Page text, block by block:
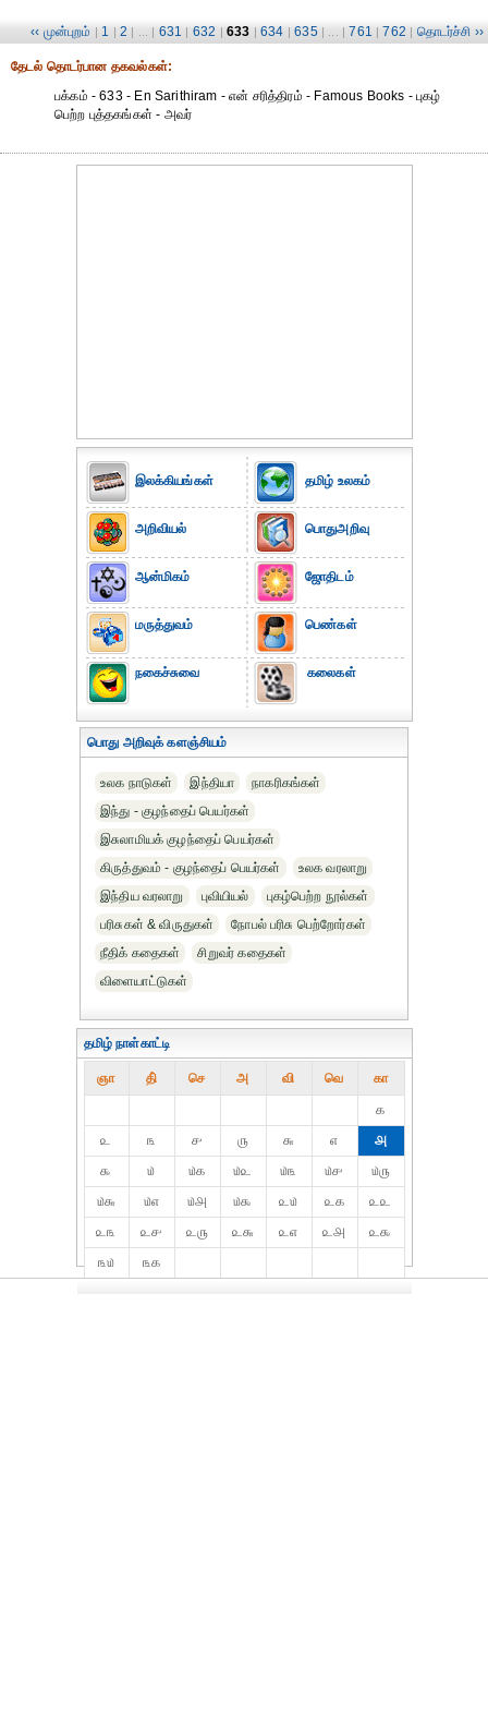
‹‹ முன்புறம் | 1 | 2 | ... | 631 | 632 | 633 | 634 | 635 | ... | 761 | 762 | தொடர்ச்சி ››
தேட‌ல் தொட‌ர்பான தகவ‌ல்க‌ள்:
பக்கம் - 633 - En Sarithiram - என் சரித்திரம் - Famous Books - புகழ்
பெற்ற புத்தகங்கள் - அவர்
இலக்கியங்கள்
அறிவியல்
ஆன்மிகம்
மருத்துவம்
நகைச்சுவை
தமிழ் உலகம்
பொதுஅறிவு
ஜோதிடம்
பெண்கள்
கலைகள்
பொது அறிவுக் களஞ்சியம்
உலக நாடுகள் இந்தியா
நாகரிகங்கள்
இந்து - குழந்தைப் பெயர்கள்
இசுலாமியக் குழந்தைப் பெயர்கள்
கிருத்துவம் - குழந்தைப் பெயர்கள்
உலக வரலாறு
இந்திய வரலாறு
புவியியல்
புகழ்பெற்ற நூல்கள்
பரிசுகள் & விருதுகள்
நோபல் பரிசு‎ பெற்றோர்‎கள்
நீதிக் கதைகள்
சிறுவர் கதைகள்
விளையாட்டுகள்
தமிழ் நாள்காட்டி
ஞா தி் செ அ வி வெ கா
௧
௨
௩ ௪ ௫ ௬ ௭
௮
௯
௰ ௰௧ ௰௨ ௰௩ ௰௪
௰௫
௰௬
௰௭ ௰௮ ௰௯ ௨௰ ௨௧
௨௨
௨௩
௨௪ ௨௫ ௨௬ ௨௭ ௨௮
௨௯
௩௰
௩௧